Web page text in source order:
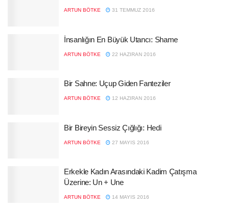
ARTUN BÖTKE 31 TEMMUZ 2016
İnsanlığın En Büyük Utancı: Shame
ARTUN BÖTKE 22 HAZIRAN 2016
Bir Sahne: Uçup Giden Fanteziler
ARTUN BÖTKE 12 HAZIRAN 2016
Bir Bireyin Sessiz Çığlığı: Hedi
ARTUN BÖTKE 27 MAYIS 2016
Erkekle Kadın Arasındaki Kadim Çatışma
Üzerine: Un + Une
ARTUN BÖTKE 14 MAYIS 2016